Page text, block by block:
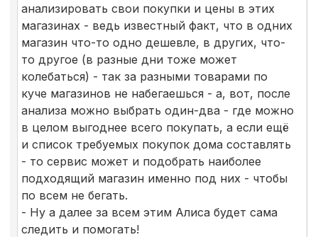
анализировать свои покупки и цены в этих
магазинах - ведь известный факт, что в одних
магазин что-то одно дешевле, в других, что-
то другое (в разные дни тоже может
колебаться) - так за разными товарами по
куче магазинов не набегаешься - а, вот, после
анализа можно выбрать один-два - где можно
в целом выгоднее всего покупать, а если ещё
и список требуемых покупок дома составлять
- то сервис может и подобрать наиболее
подходящий магазин именно под них - чтобы
по всем не бегать.
- Ну а далее за всем этим Алиса будет сама
следить и помогать!